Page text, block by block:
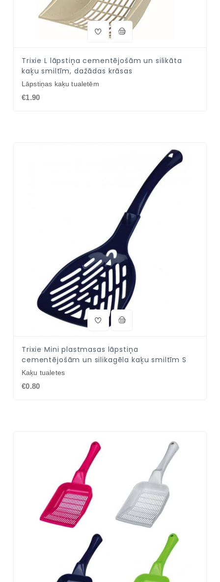
Trixie L lāpstiņa cementējošām un silikāta
kaķu smiltīm, dažādas krāsas
Lāpstiņas kaķu tualetēm
€1.90
Trixie Mini plastmasas lāpstiņa
cementējošām un silikagēla kaķu smiltīm S
Kaķu tualetes
€0.80